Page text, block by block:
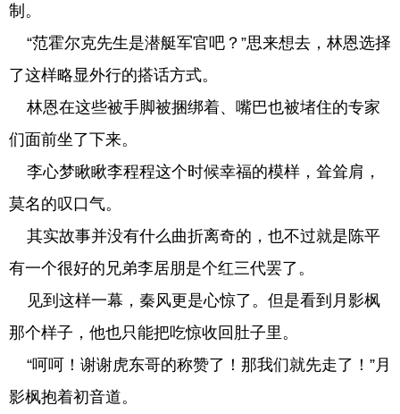
制。
“范霍尔克先生是潜艇军官吧？”思来想去，林恩选择
了这样略显外行的搭话方式。
林恩在这些被手脚被捆绑着、嘴巴也被堵住的专家
们面前坐了下来。
李心梦瞅瞅李程程这个时候幸福的模样，耸耸肩，
莫名的叹口气。
其实故事并没有什么曲折离奇的，也不过就是陈平
有一个很好的兄弟李居朋是个红三代罢了。
见到这样一幕，秦风更是心惊了。但是看到月影枫
那个样子，他也只能把吃惊收回肚子里。
“呵呵！谢谢虎东哥的称赞了！那我们就先走了！”月
影枫抱着初音道。